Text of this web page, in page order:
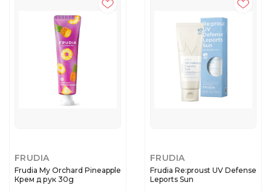
FRUDIA
Frudia My Orchard Pineapple
Крем д рук 30g
FRUDIA
Frudia Re:proust UV Defense
Leports Sun